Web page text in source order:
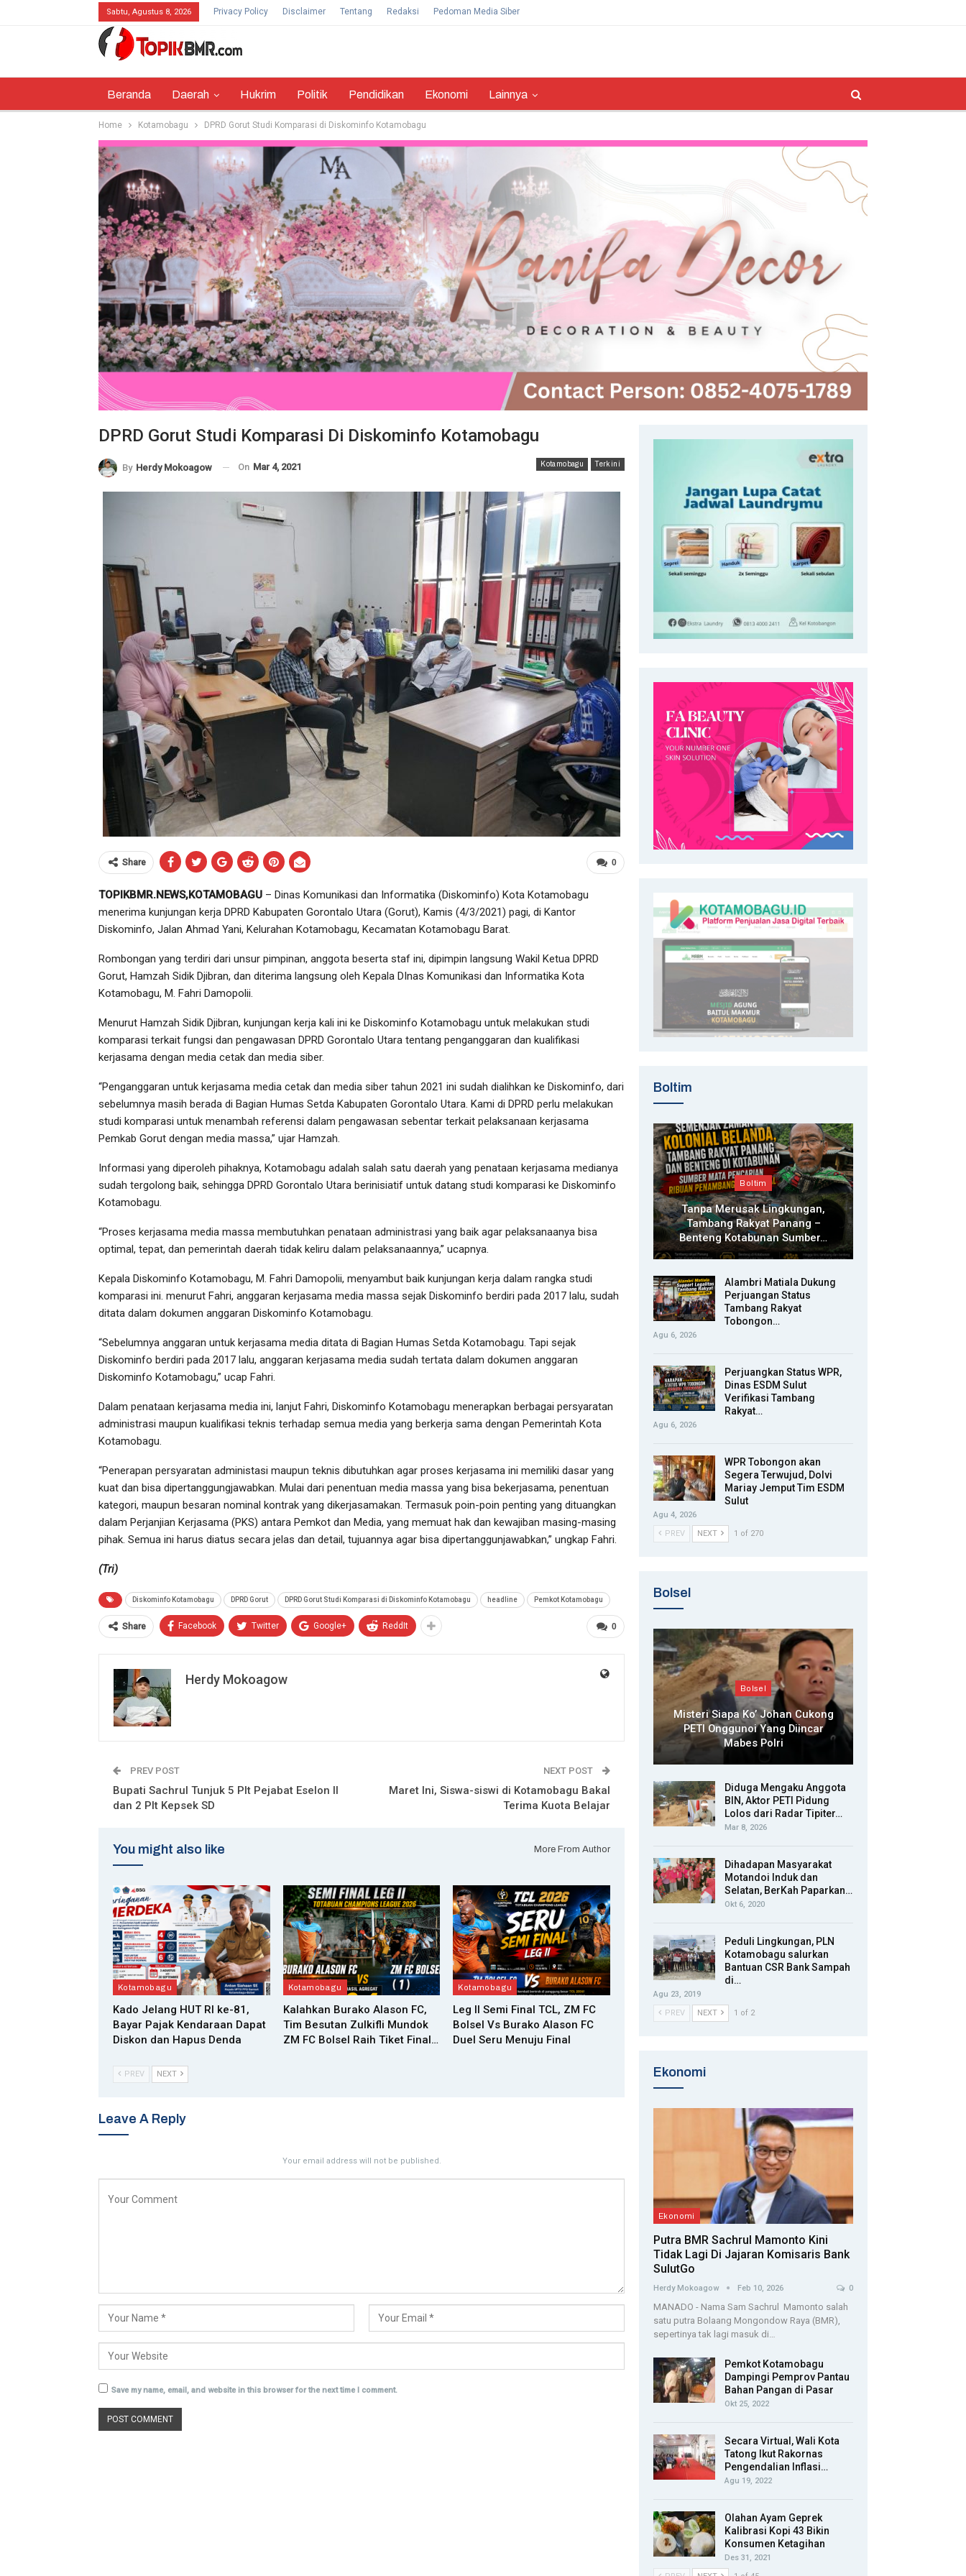
Sabtu, Agustus 8, 2026 Privacy Policy Disclaimer Tentang Redaksi Pedoman Media Siber
Beranda Daerah Hukrim Politik Pendidikan Ekonomi Lainnya
Home Kotamobagu DPRD Gorut Studi Komparasi di Diskominfo Kotamobagu
DPRD Gorut Studi Komparasi Di Diskominfo Kotamobagu
Kotamobagu Terkini
By Herdy Mokoagow On Mar 4, 2021
0
Share
TOPIKBMR.NEWS,KOTAMOBAGU – Dinas Komunikasi dan Informatika (Diskominfo) Kota Kotamobagu
menerima kunjungan kerja DPRD Kabupaten Gorontalo Utara (Gorut), Kamis (4/3/2021) pagi, di Kantor
Diskominfo, Jalan Ahmad Yani, Kelurahan Kotamobagu, Kecamatan Kotamobagu Barat.
Rombongan yang terdiri dari unsur pimpinan, anggota beserta staf ini, dipimpin langsung Wakil Ketua DPRD
Gorut, Hamzah Sidik Djibran, dan diterima langsung oleh Kepala DInas Komunikasi dan Informatika Kota
Kotamobagu, M. Fahri Damopolii.
Menurut Hamzah Sidik Djibran, kunjungan kerja kali ini ke Diskominfo Kotamobagu untuk melakukan studi
komparasi terkait fungsi dan pengawasan DPRD Gorontalo Utara tentang penganggaran dan kualifikasi
kerjasama dengan media cetak dan media siber.
“Penganggaran untuk kerjasama media cetak dan media siber tahun 2021 ini sudah dialihkan ke Diskominfo, dari
sebelumnya masih berada di Bagian Humas Setda Kabupaten Gorontalo Utara. Kami di DPRD perlu melakukan
studi komparasi untuk menambah referensi dalam pengawasan sebentar terkait pelaksanaan kerjasama
Pemkab Gorut dengan media massa,” ujar Hamzah.
Informasi yang diperoleh pihaknya, Kotamobagu adalah salah satu daerah yang penataan kerjasama medianya
sudah tergolong baik, sehingga DPRD Gorontalo Utara berinisiatif untuk datang studi komparasi ke Diskominfo
Kotamobagu.
“Proses kerjasama media massa membutuhkan penataan administrasi yang baik agar pelaksanaanya bisa
optimal, tepat, dan pemerintah daerah tidak keliru dalam pelaksanaannya,” ucapnya.
Kepala Diskominfo Kotamobagu, M. Fahri Damopolii, menyambut baik kunjungan kerja dalam rangka studi
komparasi ini. menurut Fahri, anggaran kerjasama media massa sejak Diskominfo berdiri pada 2017 lalu, sudah
ditata dalam dokumen anggaran Diskominfo Kotamobagu.
“Sebelumnya anggaran untuk kerjasama media ditata di Bagian Humas Setda Kotamobagu. Tapi sejak
Diskominfo berdiri pada 2017 lalu, anggaran kerjasama media sudah tertata dalam dokumen anggaran
Diskominfo Kotamobagu,” ucap Fahri.
Dalam penataan kerjasama media ini, lanjut Fahri, Diskominfo Kotamobagu menerapkan berbagai persyaratan
administrasi maupun kualifikasi teknis terhadap semua media yang berkerja sama dengan Pemerintah Kota
Kotamobagu.
“Penerapan persyaratan administasi maupun teknis dibutuhkan agar proses kerjasama ini memiliki dasar yang
kuat dan bisa dipertanggungjawabkan. Mulai dari penentuan media massa yang bisa bekerjasama, penentuan
kategori, maupun besaran nominal kontrak yang dikerjasamakan. Termasuk poin-poin penting yang dituangkan
dalam Perjanjian Kerjasama (PKS) antara Pemkot dan Media, yang memuat hak dan kewajiban masing-masing
pihak. Semua ini harus diatus secara jelas dan detail, tujuannya agar bisa dipertanggunjawabkan,” ungkap Fahri.
(Tri)
Diskominfo Kotamobagu DPRD Gorut DPRD Gorut Studi Komparasi di Diskominfo Kotamobagu headline Pemkot Kotamobagu
0
Share Facebook Twitter Google+ ReddIt
Herdy Mokoagow
PREV POST
Bupati Sachrul Tunjuk 5 Plt Pejabat Eselon II
dan 2 Plt Kepsek SD
NEXT POST
Maret Ini, Siswa-siswi di Kotamobagu Bakal
Terima Kuota Belajar
You might also like More From Author
Kotamobagu
Kado Jelang HUT RI ke-81,
Bayar Pajak Kendaraan Dapat
Diskon dan Hapus Denda
Kotamobagu
Kalahkan Burako Alason FC,
Tim Besutan Zulkifli Mundok
ZM FC Bolsel Raih Tiket Final…
Kotamobagu
Leg II Semi Final TCL, ZM FC
Bolsel Vs Burako Alason FC
Duel Seru Menuju Final
PREV NEXT
Leave A Reply
Your email address will not be published.
Save my name, email, and website in this browser for the next time I comment.
Boltim
Boltim
Tanpa Merusak Lingkungan,
Tambang Rakyat Panang –
Benteng Kotabunan Sumber…
Alambri Matiala Dukung
Perjuangan Status
Tambang Rakyat
Tobongon…
Agu 6, 2026
Perjuangkan Status WPR,
Dinas ESDM Sulut
Verifikasi Tambang
Rakyat…
Agu 6, 2026
WPR Tobongon akan
Segera Terwujud, Dolvi
Mariay Jemput Tim ESDM
Sulut
Agu 4, 2026
PREV
NEXT 1 of 270
Bolsel
Bolsel
Misteri Siapa Ko’ Johan Cukong
PETI Onggunoi Yang Diincar
Mabes Polri
Diduga Mengaku Anggota
BIN, Aktor PETI Pidung
Lolos dari Radar Tipiter…
Mar 8, 2026
Dihadapan Masyarakat
Motandoi Induk dan
Selatan, BerKah Paparkan…
Okt 6, 2020
Peduli Lingkungan, PLN
Kotamobagu salurkan
Bantuan CSR Bank Sampah
di…
Agu 23, 2019
PREV
NEXT 1 of 2
Ekonomi
Ekonomi
Putra BMR Sachrul Mamonto Kini
Tidak Lagi Di Jajaran Komisaris Bank
SulutGo
Herdy Mokoagow Feb 10, 2026 0
MANADO - Nama Sam Sachrul Mamonto salah
satu putra Bolaang Mongondow Raya (BMR),
sepertinya tak lagi masuk di…
Pemkot Kotamobagu
Dampingi Pemprov Pantau
Bahan Pangan di Pasar
Okt 25, 2022
Secara Virtual, Wali Kota
Tatong Ikut Rakornas
Pengendalian Inflasi…
Agu 19, 2022
Olahan Ayam Geprek
Kalibrasi Kopi 43 Bikin
Konsumen Ketagihan
Des 31, 2021